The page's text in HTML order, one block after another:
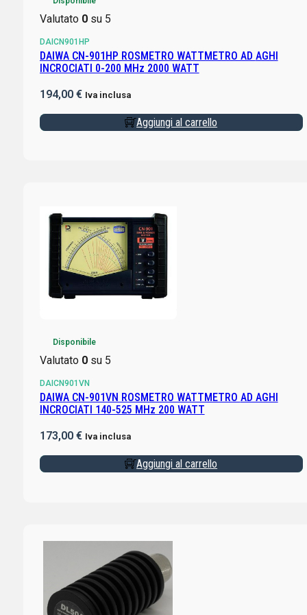
Valutato 0su 5
DAICN901HP
DAIWA CN-901HP ROSMETRO WATTMETRO AD AGHI
INCROCIATI 0-200 MHz 2000 WATT
194,00 € Iva inclusa
Aggiungi al carrello
Disponibile
Valutato 0su 5
DAICN901VN
DAIWA CN-901VN ROSMETRO WATTMETRO AD AGHI
INCROCIATI 140-525 MHz 200 WATT
173,00 € Iva inclusa
Aggiungi al carrello